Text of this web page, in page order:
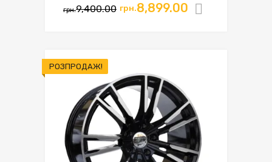
грн.9,400.00 грн.8,899.00
РОЗПРОДАЖ!